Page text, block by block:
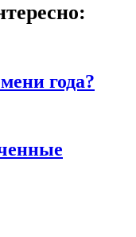
года?